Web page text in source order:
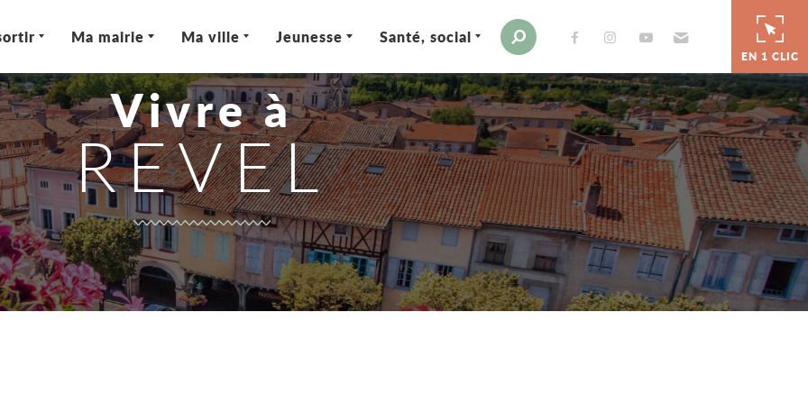
EN 1 CLIC
Moteur de recherche
Ma mairie Ma ville Jeunesse Santé, social Envoyer par e-mail
Vivre à
REVEL